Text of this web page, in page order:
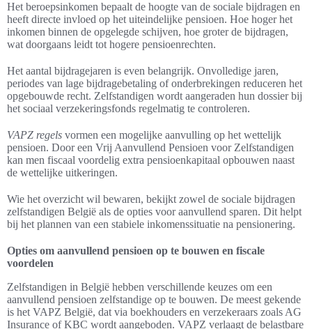
Het beroepsinkomen bepaalt de hoogte van de sociale bijdragen en
heeft directe invloed op het uiteindelijke pensioen. Hoe hoger het
inkomen binnen de opgelegde schijven, hoe groter de bijdragen,
wat doorgaans leidt tot hogere pensioenrechten.
Het aantal bijdragejaren is even belangrijk. Onvolledige jaren,
periodes van lage bijdragebetaling of onderbrekingen reduceren het
opgebouwde recht. Zelfstandigen wordt aangeraden hun dossier bij
het sociaal verzekeringsfonds regelmatig te controleren.
VAPZ regels vormen een mogelijke aanvulling op het wettelijk
pensioen. Door een Vrij Aanvullend Pensioen voor Zelfstandigen
kan men fiscaal voordelig extra pensioenkapitaal opbouwen naast
de wettelijke uitkeringen.
Wie het overzicht wil bewaren, bekijkt zowel de sociale bijdragen
zelfstandigen België als de opties voor aanvullend sparen. Dit helpt
bij het plannen van een stabiele inkomenssituatie na pensionering.
Opties om aanvullend pensioen op te bouwen en fiscale
voordelen
Zelfstandigen in België hebben verschillende keuzes om een
aanvullend pensioen zelfstandige op te bouwen. De meest gekende
is het VAPZ België, dat via boekhouders en verzekeraars zoals AG
Insurance of KBC wordt aangeboden. VAPZ verlaagt de belastbare